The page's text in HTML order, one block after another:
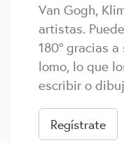
Van Gogh,
artistas.
180º gracias
lomo, lo que
escribir o
Regístrate